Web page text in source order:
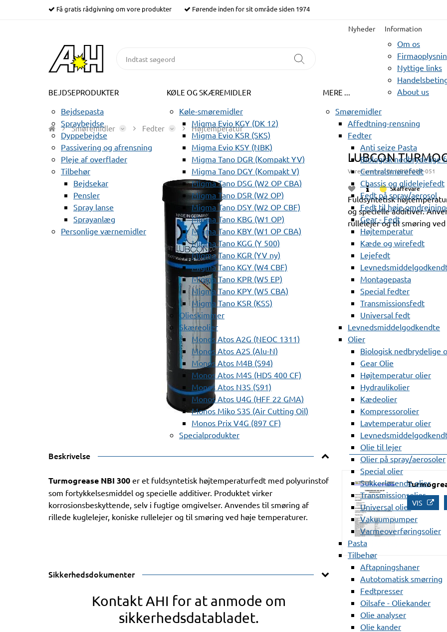
Få gratis rådgivning om vore produkter Førende inden for sit område siden 1974
Nyheder Information
Om os
Nyttige links
About us
BEJDSEPRODUKTER
Bejdsepasta
Spraybejdse
Dyppebejdse
Passivering og afrensning
Pleje af overflader
Tilbehør
Bejdsekar
Pensler
Spray lanse
Sprayanlæg
Personlige værnemidler
KØLE OG SKÆREMIDLER
Køle-smøremidler
Migma Evio KGY (DK 12)
Migma Evio KSR (SKS)
Migma Evio KSY (NBK)
Migma Tano DGR (Kompakt YV)
Migma Tano DGY (Kompakt V)
Migma Tano DSG (W2 OP CBA)
Migma Tano DSR (W2 OP)
Migma Tano DSY (W2 OP CBF)
Migma Tano KBG (W1 OP)
Migma Tano KBY (W1 OP CBA)
Migma Tano KGG (Y 500)
Migma Tano KGR (YV ny)
Migma Tano KGY (W4 CBF)
Migma Tano KPR (W5 EP)
Migma Tano KPY (W5 CBA)
Migma Tano KSR (KSS)
Olieskimmer
Skæreolier
Monos Atos A2G (NEOC 1311)
Monos Atos A2S (Alu-N)
Monos Atos M4B (S94)
Monos Atos M4S (HDS 400 CF)
Monos Atos N3S (S91)
Monos Atos U4G (HFF 22 GMA)
Monos Miko S3S (Air Cutting Oil)
Monos Prix V4G (897 CF)
Specialprodukter
MERE ...
Smøremidler
Affedtning-rensning
Fedter
Anti seize Pasta
Biologisk nedbrydelige
Centralsmørefedt
Chassis og glidelejefedt
Fedt på spray/aerosol
Fedt til høje
Gear - Fedt
Højtemperatur
Kæde og wirefedt
Lejefedt
Montagepasta
Special fedter
Transmissionsfedt
Universal fedt
Levnedsmiddelgodkendte
Olier
Biologisk nedbrydelige
Gear Olie
Højtemperatur olier
Hydraulikolier
Kædeolier
Kompressorolier
Lavtemperatur olier
Olie til lejer
Olier på spray/aerosoler
Special olier
Sukkerløsende olier
Transmissionsolier
Universal olier
Vakuumpumper
Varmeoverføringsolier
Pasta
Tilbehør
Aftapningshaner
Autotomatisk smørring
Fedtpresser
Oilsafe - Oliekander
Olie analyser
Olie kander
Smøremidler Fedter Højtemperatur
LUBCON
Varenummer:BL NBI300BP-051
Skaffevare
Fuldsyntetisk
og specielle additiver.
rullelejer og til smøring
Beskrivelse
Turmogrease NBI 300 er et fuldsyntetisk højtemperaturfedt med polyurinstof
som fortykkelsesmiddel og specielle additiver. Produktet virker
korrosionsbeskyttende, selv i fugtige omgivelser. Anvendes til smøring af
rillede kuglelejer, koniske rullelejer og til smøring ved høje temperaturer.
VIS
Sikkerhedsdokumenter
Kontakt AHI for at anmode om
sikkerhedsdatabladet.